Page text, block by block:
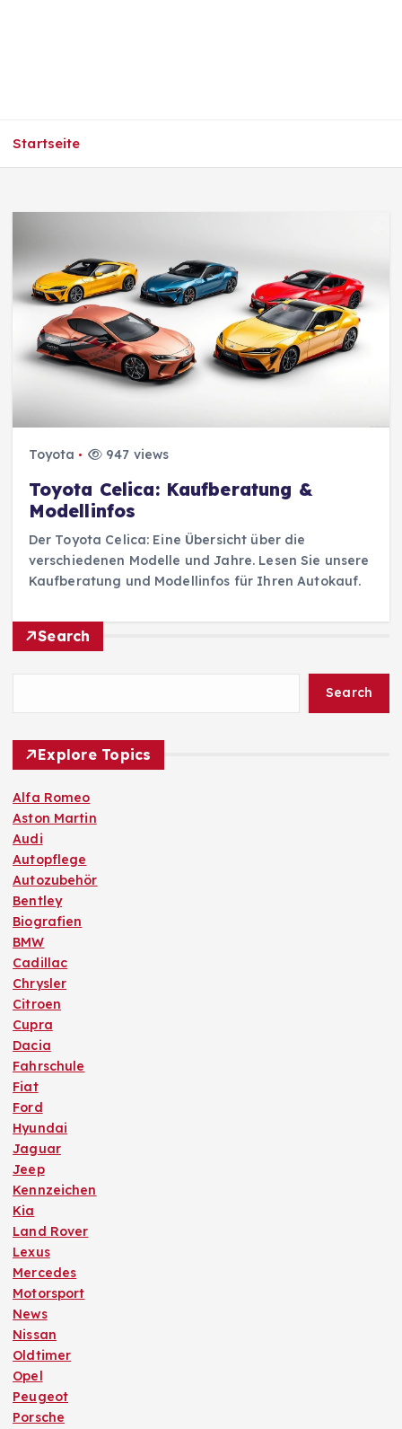
Startseite
Toyota 947 views
Toyota Celica: Kaufberatung &
Modellinfos
Der Toyota Celica: Eine Übersicht über die
verschiedenen Modelle und Jahre. Lesen Sie unsere
Kaufberatung und Modellinfos für Ihren Autokauf.
Search
Search
Explore Topics
Alfa Romeo
Aston Martin
Audi
Autopflege
Autozubehör
Bentley
Biografien
BMW
Cadillac
Chrysler
Citroen
Cupra
Dacia
Fahrschule
Fiat
Ford
Hyundai
Jaguar
Jeep
Kennzeichen
Kia
Land Rover
Lexus
Mercedes
Motorsport
News
Nissan
Oldtimer
Opel
Peugeot
Porsche